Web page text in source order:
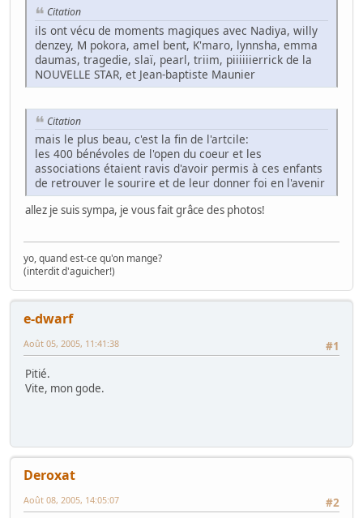
Citation
ils ont vécu de moments magiques avec Nadiya, willy
denzey, M pokora, amel bent, K'maro, lynnsha, emma
daumas, tragedie, slaï, pearl, triim, piiiiiierrick de la
NOUVELLE STAR, et Jean-baptiste Maunier
Citation
mais le plus beau, c'est la fin de l'artcile:
les 400 bénévoles de l'open du coeur et les
associations étaient ravis d'avoir permis à ces enfants
de retrouver le sourire et de leur donner foi en l'avenir
allez je suis sympa, je vous fait grâce des photos!
yo, quand est-ce qu'on mange?
(interdit d'aguicher!)
e-dwarf
#1
Août 05, 2005, 11:41:38
Pitié.
Vite, mon gode.
Deroxat
#2
Août 08, 2005, 14:05:07